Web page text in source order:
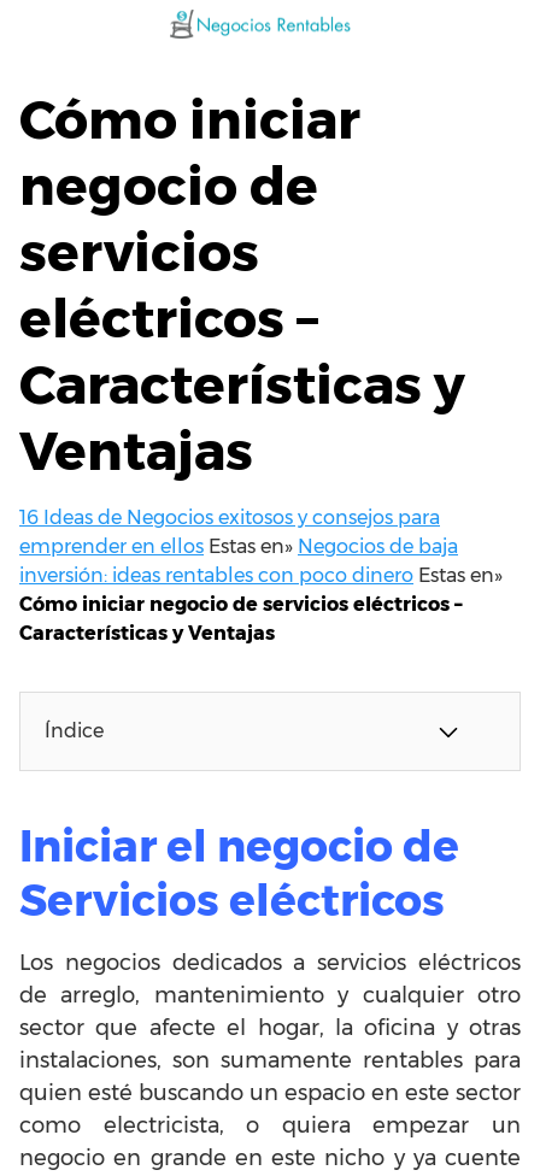
Cómo iniciar
negocio de
servicios
eléctricos –
Características y
Ventajas
16 Ideas de Negocios exitosos y consejos para
emprender en ellos Estas en» Negocios de baja
inversión: ideas rentables con poco dinero Estas en»
Cómo iniciar negocio de servicios eléctricos –
Características y Ventajas
Índice
Iniciar el negocio de
Servicios eléctricos
Los negocios dedicados a servicios eléctricos
de arreglo, mantenimiento y cualquier otro
sector que afecte el hogar, la oficina y otras
instalaciones, son sumamente rentables para
quien esté buscando un espacio en este sector
como electricista, o quiera empezar un
negocio en grande en este nicho y ya cuente